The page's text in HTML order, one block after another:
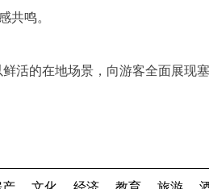
共鸣。
活的在地场景，向游客全面展现